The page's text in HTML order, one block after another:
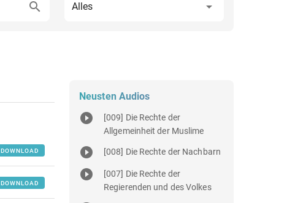
Alles
DOWNLOAD
DOWNLOAD
Neusten Audios
[009] Die Rechte der
Allgemeinheit der Muslime
[008] Die Rechte der Nachbarn
[007] Die Rechte der
Regierenden und des Volkes